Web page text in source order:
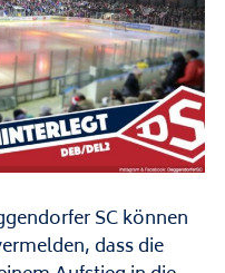
SC können
dass die